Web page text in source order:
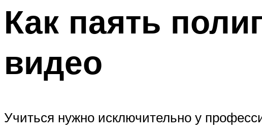
Как паять
видео
Учиться нужно исключительно у